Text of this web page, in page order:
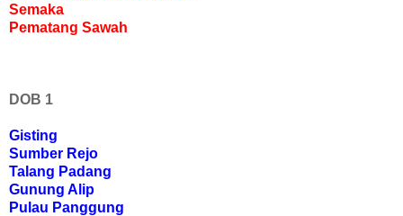
Semaka
Pematang Sawah
DOB 1
Gisting
Sumber Rejo
Talang Padang
Gunung Alip
Pulau Panggung